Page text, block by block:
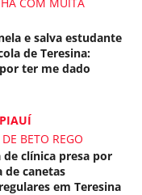
e salva estudante
de Teresina:
ter me dado
BETO REGO
de clínica presa por
de canetas
em Teresina